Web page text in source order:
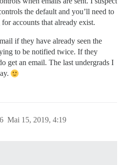
the default and you’ll need to
accounts that already exist.
if they have already seen the
to be notified twice. If they
get an email. The last undergrads I
Mai 15, 2019, 4:19
6